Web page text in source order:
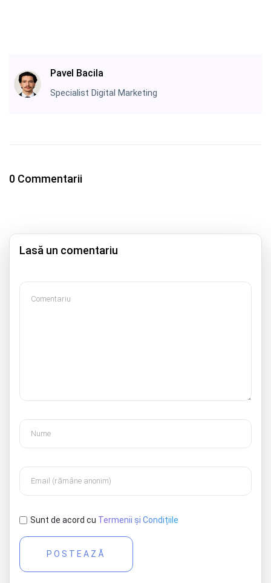
Pavel Bacila
Specialist Digital Marketing
0 Commentarii
Lasă un comentariu
Sunt de acord cu Termenii și Condițiile
POSTEAZĂ